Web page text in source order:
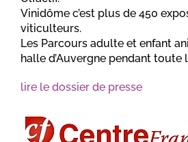
Vinidôme c’est plus de 450
viticulteurs.
Les Parcours adulte et enfant
halle d’Auvergne pendant toute
lire le dossier de presse